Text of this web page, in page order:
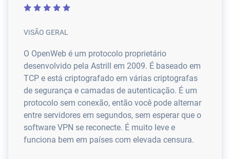
VISÃO GERAL
O OpenWeb é um protocolo proprietário
desenvolvido pela Astrill em 2009. É baseado em
TCP e está criptografado em várias criptografas
de segurança e camadas de autenticação. É um
protocolo sem conexão, então você pode alternar
entre servidores em segundos, sem esperar que o
software VPN se reconecte. É muito leve e
funciona bem em países com elevada censura.